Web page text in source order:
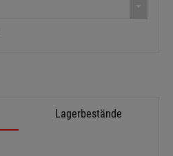
Lagerbestände